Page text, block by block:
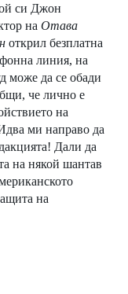
си Джон
на Отава
открил безплатна
линия, на
може да се обади
че лично е
на
ми направо да
Дали да
на някой шантав
на